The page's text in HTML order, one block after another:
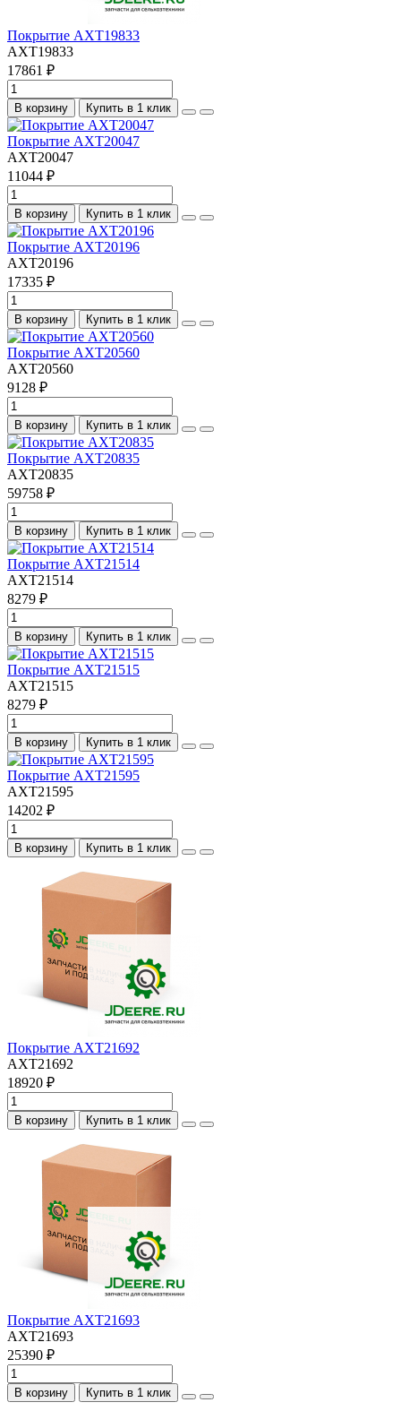
Покрытие AXT19833
AXT19833
17861 ₽
В корзину Купить в 1 клик
Покрытие AXT20047
AXT20047
11044 ₽
В корзину Купить в 1 клик
Покрытие AXT20196
AXT20196
17335 ₽
В корзину Купить в 1 клик
Покрытие AXT20560
AXT20560
9128 ₽
В корзину Купить в 1 клик
Покрытие AXT20835
AXT20835
59758 ₽
В корзину Купить в 1 клик
Покрытие AXT21514
AXT21514
8279 ₽
В корзину Купить в 1 клик
Покрытие AXT21515
AXT21515
8279 ₽
В корзину Купить в 1 клик
Покрытие AXT21595
AXT21595
14202 ₽
В корзину Купить в 1 клик
Покрытие AXT21692
AXT21692
18920 ₽
В корзину Купить в 1 клик
Покрытие AXT21693
AXT21693
25390 ₽
В корзину Купить в 1 клик